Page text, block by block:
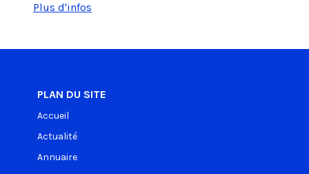
Plus d'infos
PLAN DU SITE
Accueil
Actualité
Annuaire